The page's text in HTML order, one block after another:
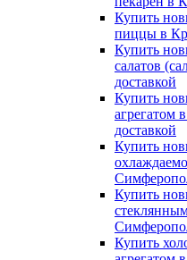
Купить
пиццы в
Купить
салатов
доставкой
Купить
агрегатом
доставкой
Купить
Купить
Купить